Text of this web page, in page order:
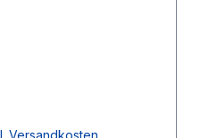
Versandkosten